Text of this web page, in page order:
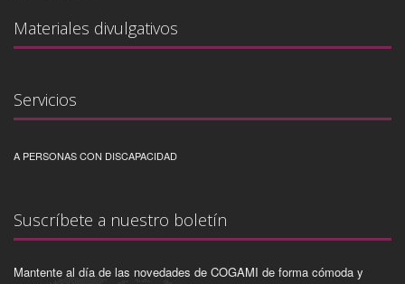
Materiales divulgativos
Servicios
A PERSONAS CON DISCAPACIDAD
Suscríbete a nuestro boletín
Mantente al día de las novedades de COGAMI de forma cómoda y